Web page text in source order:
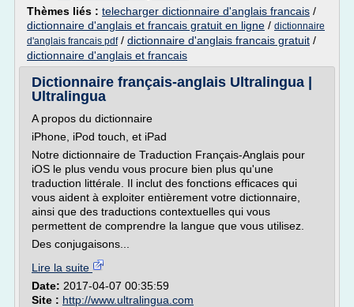
Thèmes liés : telecharger dictionnaire d'anglais francais /
dictionnaire d'anglais et francais gratuit en ligne / dictionnaire
d'anglais francais pdf/ dictionnaire d'anglais francais gratuit /
dictionnaire d'anglais et francais
Dictionnaire français-anglais Ultralingua |
Ultralingua
A propos du dictionnaire
iPhone, iPod touch, et iPad
Notre dictionnaire de Traduction Français-Anglais pour
iOS le plus vendu vous procure bien plus qu'une
traduction littérale. Il inclut des fonctions efficaces qui
vous aident à exploiter entièrement votre dictionnaire,
ainsi que des traductions contextuelles qui vous
permettent de comprendre la langue que vous utilisez.
Des conjugaisons...
Lire la suite
Date: 2017-04-07 00:35:59
Site : http://www.ultralingua.com